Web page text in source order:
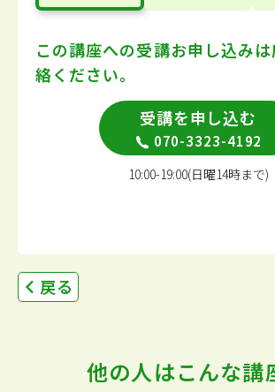
この講座への受講お申し込みは
絡ください。
受講を申し込む
070-3323-4192
10:00-19:00(日曜14時まで)
戻る
他の人はこんな講